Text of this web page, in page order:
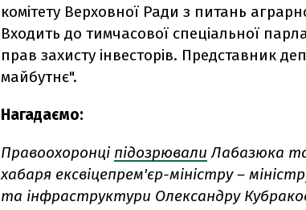
комітету Верховної Ради з питань
Входить до тимчасової спеціальної
прав захисту інвесторів. Представник
майбутнє".
Нагадаємо:
Правоохоронці підозрювали Лабазюка та
хабаря ексвіцепрем'єр-міністру –
та інфраструктури Олександру